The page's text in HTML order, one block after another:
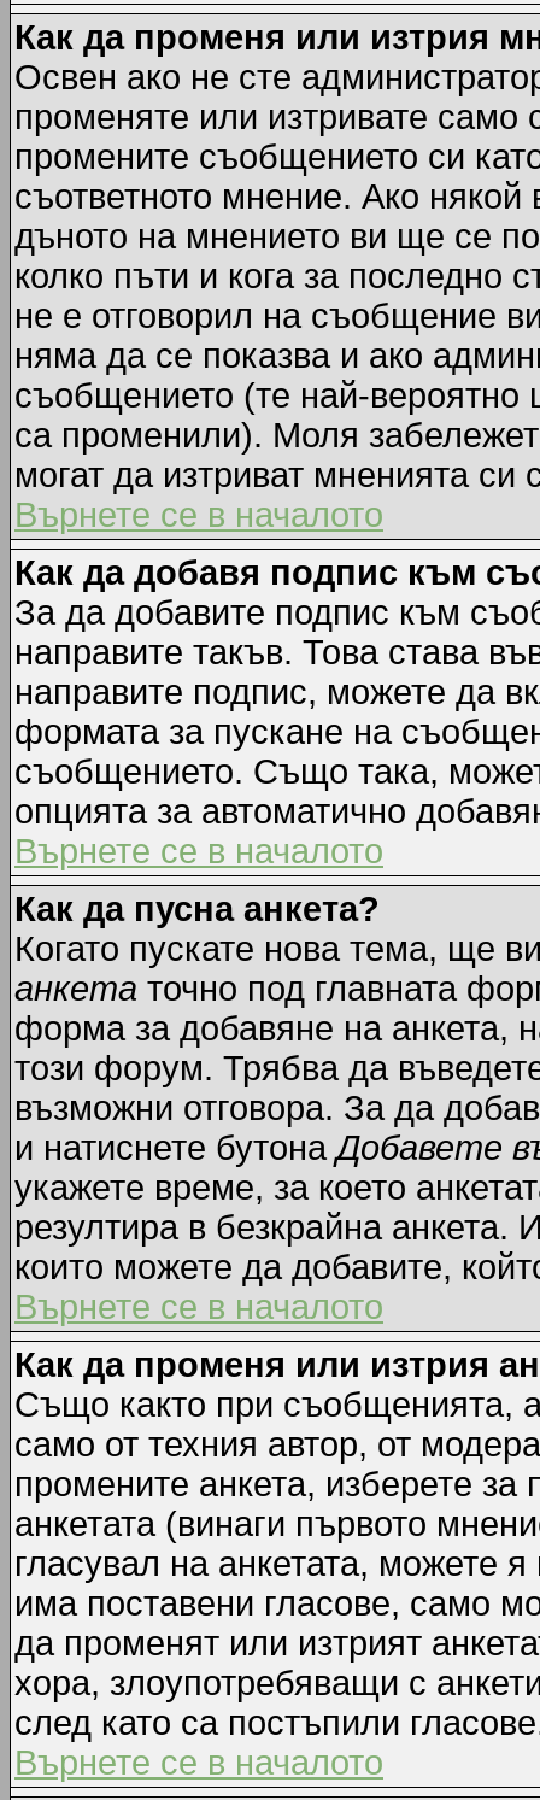
Как да променя или изтрия
Освен ако не сте
променяте или изтривате
промените съобщението си
съответното мнение. Ако
дъното на мнението ви ще се
колко пъти и кога за последно
не е отговорил на съобщение
няма да се показва и ако
съобщението (те най-
са променили). Моля
могат да изтриват мненията си
Върнете се в началото
Как да добавя подпис към
За да добавите подпис към
направите такъв. Това става
направите подпис, можете да
формата за пускане на
съобщението. Също така,
опцията за автоматично
Върнете се в началото
Как да пусна анкета?
Когато пускате нова тема, ще
анкета точно под главната
форма за добавяне на анкета,
този форум. Трябва да
възможни отговора. За да
и натиснете бутонаДобавете
укажете време, за което
резултира в безкрайна
които можете да добавите,
Върнете се в началото
Как да променя или изтрия
Също както при съобщенията,
само от техния автор, от
промените анкета, изберете
анкетата (винаги първото
гласувал на анкетата, можете
има поставени гласове, само
да променят или изтрият
хора, злоупотребяващи с
след като са постъпили
Върнете се в началото